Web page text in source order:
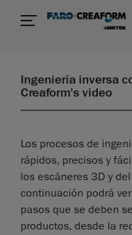
Ingeniería inversa
Creaform's video
Los procesos de
rápidos, precisos y
los escáneres 3D y
continuación podrá
pasos que se deben
productos, desde la